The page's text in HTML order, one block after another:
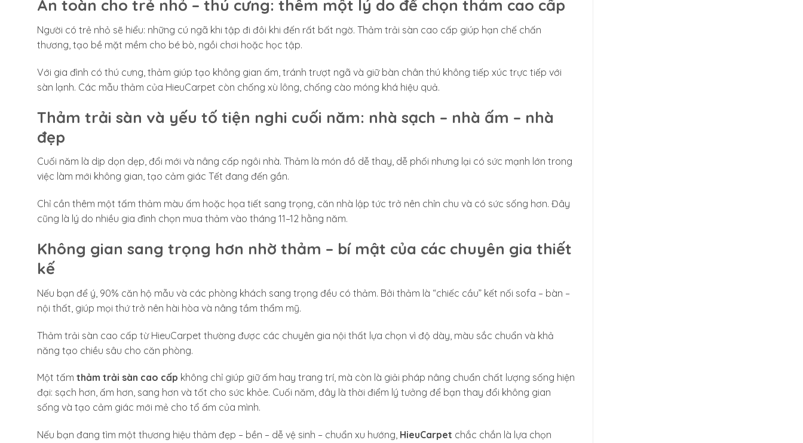
An toàn cho trẻ nhỏ – thú cưng: thêm một lý do để chọn thảm cao cấp
Người có trẻ nhỏ sẽ hiểu: những cú ngã khi tập đi đôi khi đến rất bất ngờ. Thảm trải sàn cao cấp giúp hạn chế chấn
thương, tạo bề mặt mềm cho bé bò, ngồi chơi hoặc học tập.
Với gia đình có thú cưng, thảm giúp tạo không gian ấm, tránh trượt ngã và giữ bàn chân thú không tiếp xúc trực tiếp với
sàn lạnh. Các mẫu thảm của HieuCarpet còn chống xù lông, chống cào móng khá hiệu quả.
Thảm trải sàn và yếu tố tiện nghi cuối năm: nhà sạch – nhà ấm – nhà
đẹp
Cuối năm là dịp dọn dẹp, đổi mới và nâng cấp ngôi nhà. Thảm là món đồ dễ thay, dễ phối nhưng lại có sức mạnh lớn trong
việc làm mới không gian, tạo cảm giác Tết đang đến gần.
Chỉ cần thêm một tấm thảm màu ấm hoặc họa tiết sang trọng, căn nhà lập tức trở nên chỉn chu và có sức sống hơn. Đây
cũng là lý do nhiều gia đình chọn mua thảm vào tháng 11–12 hằng năm.
Không gian sang trọng hơn nhờ thảm – bí mật của các chuyên gia thiết
kế
Nếu bạn để ý, 90% căn hộ mẫu và các phòng khách sang trọng đều có thảm. Bởi thảm là “chiếc cầu” kết nối sofa – bàn –
nội thất, giúp mọi thứ trở nên hài hòa và nâng tầm thẩm mỹ.
Thảm trải sàn cao cấp từ HieuCarpet thường được các chuyên gia nội thất lựa chọn vì độ dày, màu sắc chuẩn và khả
năng tạo chiều sâu cho căn phòng.
Một tấm thảm trải sàn cao cấp không chỉ giúp giữ ấm hay trang trí, mà còn là giải pháp nâng chuẩn chất lượng sống hiện
đại: sạch hơn, ấm hơn, sang hơn và tốt cho sức khỏe. Cuối năm, đây là thời điểm lý tưởng để bạn thay đổi không gian
sống và tạo cảm giác mới mẻ cho tổ ấm của mình.
Nếu bạn đang tìm một thương hiệu thảm đẹp – bền – dễ vệ sinh – chuẩn xu hướng, HieuCarpet chắc chắn là lựa chọn